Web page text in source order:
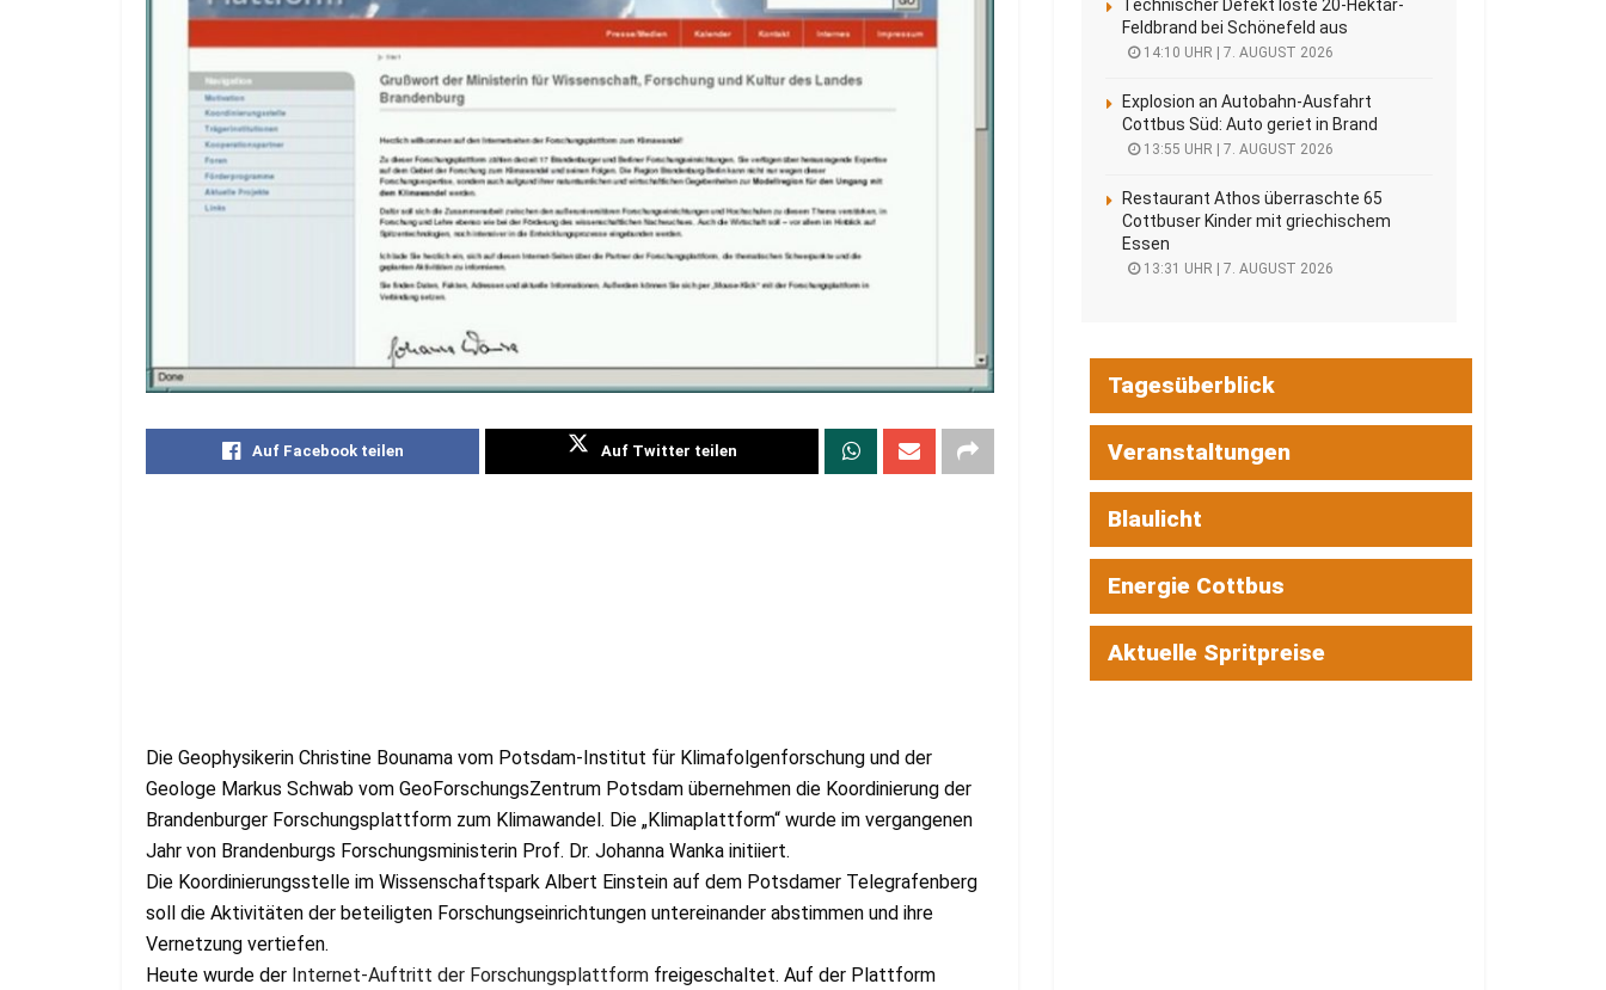
Auf Facebook teilen Auf Twitter teilen
Die Geophysikerin Christine Bounama vom Potsdam-Institut für Klimafolgenforschung und der
Geologe Markus Schwab vom GeoForschungsZentrum Potsdam übernehmen die Koordinierung der
Brandenburger Forschungsplattform zum Klimawandel. Die „Klimaplattform“ wurde im vergangenen
Jahr von Brandenburgs Forschungsministerin Prof. Dr. Johanna Wanka initiiert.
Die Koordinierungsstelle im Wissenschaftspark Albert Einstein auf dem Potsdamer Telegrafenberg
soll die Aktivitäten der beteiligten Forschungseinrichtungen untereinander abstimmen und ihre
Vernetzung vertiefen.
Heute wurde der Internet-Auftritt der Forschungsplattform freigeschaltet. Auf der Plattform
Technischer Defekt löste 20-Hektar-
Feldbrand bei Schönefeld aus
14:10 UHR | 7. AUGUST 2026
Explosion an Autobahn-Ausfahrt
Cottbus Süd: Auto geriet in Brand
13:55 UHR | 7. AUGUST 2026
Restaurant Athos überraschte 65
Cottbuser Kinder mit griechischem
Essen
13:31 UHR | 7. AUGUST 2026
Tagesüberblick
Veranstaltungen
Blaulicht
Energie Cottbus
Aktuelle Spritpreise